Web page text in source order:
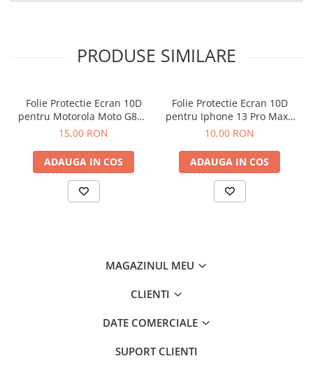
Folii Protectie 10D
Xiaomi
Oppo / Realme
Huawei / Honor
Folii Protectie 10D Fara Ambalaj
PRODUSE SIMILARE
Folie Protectie Ecran 10D
pentru Motorola Moto G86 /
G86 Power
15,00 RON
ADAUGA IN COS
Folie Protectie Ecran 10D
pentru Iphone 13 Pro Max /
14 Plus Fara Ambalaj
10,00 RON
ADAUGA IN COS
MAGAZINUL MEU
CLIENTI
DATE COMERCIALE
SUPORT CLIENTI